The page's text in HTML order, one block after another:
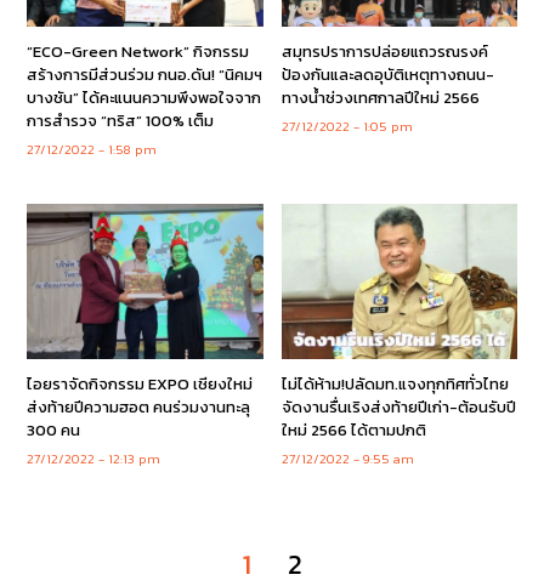
“ECO-Green Network” กิจกรรม
สร้างการมีส่วนร่วม กนอ.ดัน! “นิคมฯ
บางชัน” ได้คะแนนความพึงพอใจจาก
การสำรวจ “ทริส” 100% เต็ม
27/12/2022 1:58 pm
สมุทรปราการปล่อยแถวรณรงค์
ป้องกันและลดอุบัติเหตุทางถนน-
ทางน้ำช่วงเทศกาลปีใหม่ 2566
27/12/2022 1:05 pm
ไอยราจัดกิจกรรม EXPO เชียงใหม่
ส่งท้ายปีความฮอต คนร่วมงานทะลุ
300 คน
27/12/2022 12:13 pm
ไม่ได้ห้าม!ปลัดมท.แจงทุกทิศทั่วไทย
จัดงานรื่นเริงส่งท้ายปีเก่า-ต้อนรับปี
ใหม่ 2566 ได้ตามปกติ
27/12/2022 9:55 am
1 2